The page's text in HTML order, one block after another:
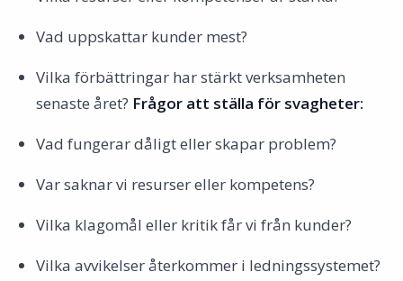
Vad uppskattar kunder mest?
Vilka förbättringar har stärkt verksamheten
senaste året? Frågor att ställa för svagheter:
Vad fungerar dåligt eller skapar problem?
Var saknar vi resurser eller kompetens?
Vilka klagomål eller kritik får vi från kunder?
Vilka avvikelser återkommer i ledningssystemet?